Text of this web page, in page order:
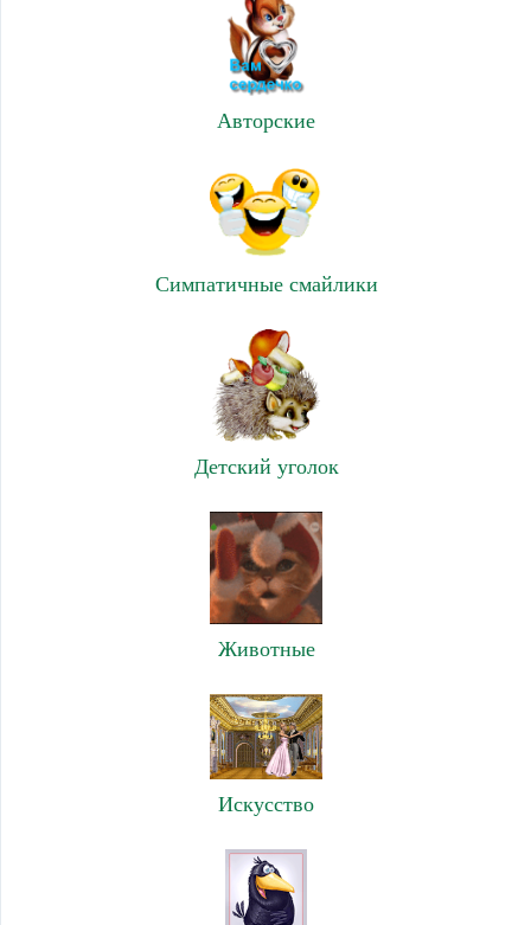
Авторские
Симпатичные смайлики
Детский уголок
Животные
Искусство